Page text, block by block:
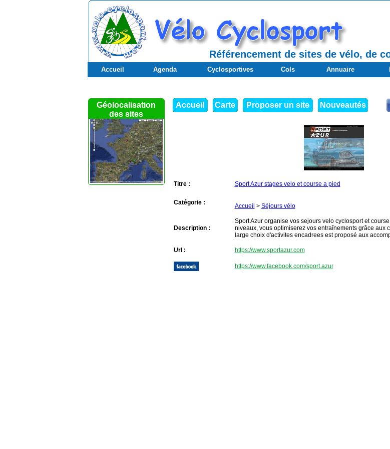
Référencement de sites de vélo, de
Accueil Agenda Cyclosportives Cols Annuaire
Géolocalisation
des sites
Accueil Carte Proposer un site Nouveautés
Titre : Sport Azur stages velo et course a pied
Catégorie : Accueil > Séjours vélo
Description :
Sport Azur organise vos sejours velo cyclosport et
niveaux, vous optimiserez vos entraînements grâce aux
large choix d'activites encadrees est proposé aux
Url : https://www.sportazur.com
https://www.facebook.com/sport.azur